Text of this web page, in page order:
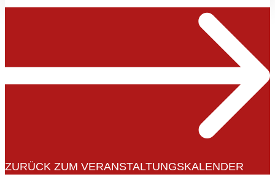
ZURÜCK ZUM VERANSTALTUNGSKALENDER